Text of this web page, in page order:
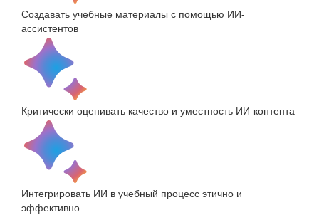
Создавать учебные материалы с помощью ИИ-
ассистентов
Критически оценивать качество и уместность ИИ-контента
Интегрировать ИИ в учебный процесс этично и
эффективно